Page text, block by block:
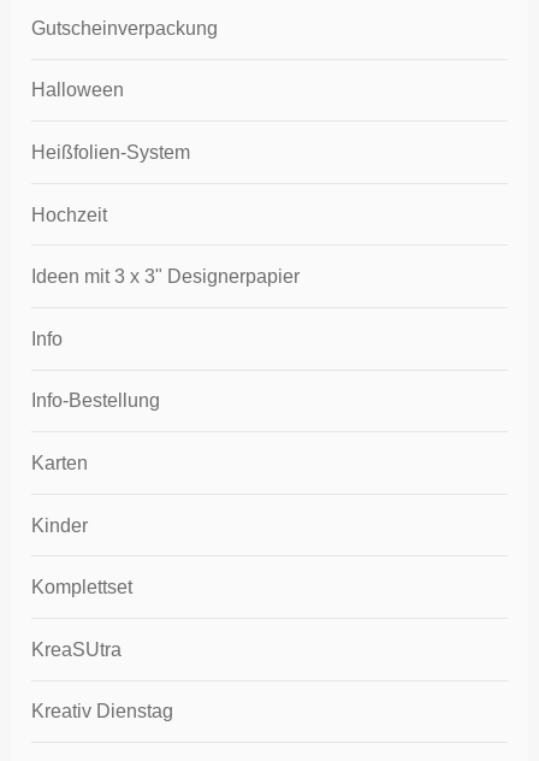
Gutscheinverpackung
Halloween
Heißfolien-System
Hochzeit
Ideen mit 3 x 3" Designerpapier
Info
Info-Bestellung
Karten
Kinder
Komplettset
KreaSUtra
Kreativ Dienstag